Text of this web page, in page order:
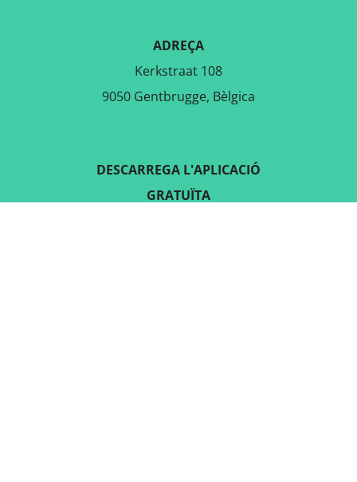
ADREÇA
Kerkstraat 108
9050 Gentbrugge, Bèlgica
DESCARREGA L'APLICACIÓ
GRATUÏTA